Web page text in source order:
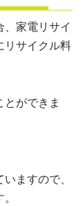
家電リサイ
リサイクル料
ができま
ますので、